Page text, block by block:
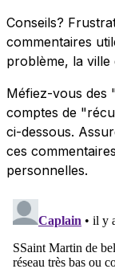
Conseils?
commentaires
problème, la ville
Méfiez-vous des
comptes de
ci-dessous.
ces
personnelles.